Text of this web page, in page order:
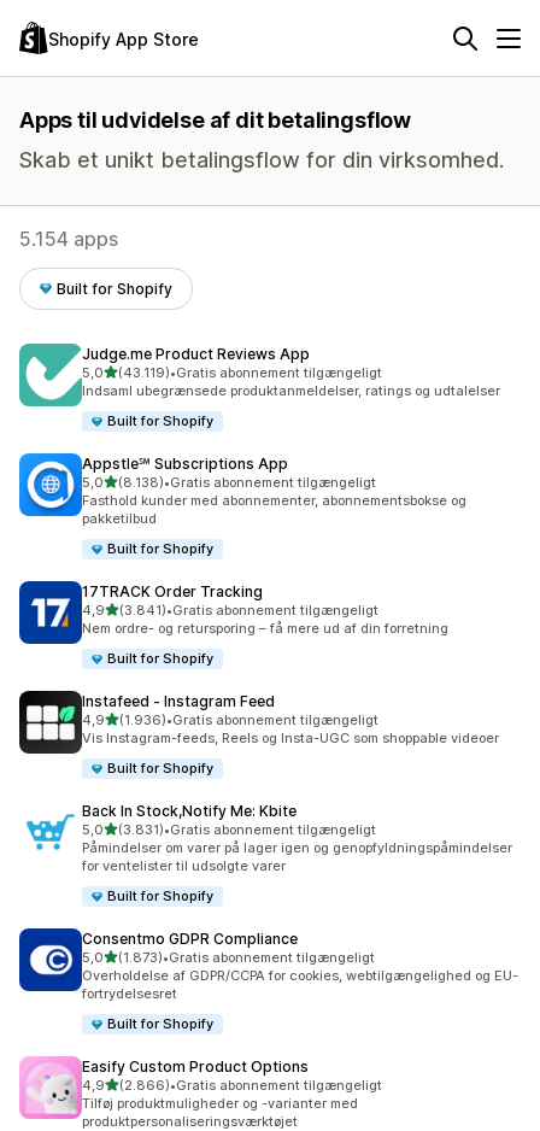
Shopify App Store
Apps til udvidelse af dit betalingsflow
Skab et unikt betalingsflow for din virksomhed.
5.154 apps
Built for Shopify
Judge.me Product Reviews App
5,0ud af 5 stjerner
(43.119)
43119 anmeldelser i alt
•Gratis abonnement tilgængeligt
Indsaml ubegrænsede produktanmeldelser, ratings og udtalelser
Built for Shopify
Appstle℠ Subscriptions App
5,0ud af 5 stjerner
(8.138)
8138 anmeldelser i alt
•Gratis abonnement tilgængeligt
Fasthold kunder med abonnementer, abonnementsbokse og
pakketilbud
Built for Shopify
17TRACK Order Tracking
4,9ud af 5 stjerner
(3.841)
3841 anmeldelser i alt
•Gratis abonnement tilgængeligt
Nem ordre- og retursporing – få mere ud af din forretning
Built for Shopify
Instafeed ‑ Instagram Feed
4,9ud af 5 stjerner
(1.936)
1936 anmeldelser i alt
•Gratis abonnement tilgængeligt
Vis Instagram-feeds, Reels og Insta-UGC som shoppable videoer
Built for Shopify
Back In Stock,Notify Me: Kbite
5,0ud af 5 stjerner
(3.831)
3831 anmeldelser i alt
•Gratis abonnement tilgængeligt
Påmindelser om varer på lager igen og genopfyldningspåmindelser
for ventelister til udsolgte varer
Built for Shopify
Consentmo GDPR Compliance
5,0ud af 5 stjerner
(1.873)
1873 anmeldelser i alt
•Gratis abonnement tilgængeligt
Overholdelse af GDPR/CCPA for cookies, webtilgængelighed og EU-
fortrydelsesret
Built for Shopify
Easify Custom Product Options
4,9ud af 5 stjerner
(2.866)
2866 anmeldelser i alt
•Gratis abonnement tilgængeligt
Tilføj produktmuligheder og -varianter med
produktpersonaliseringsværktøjet